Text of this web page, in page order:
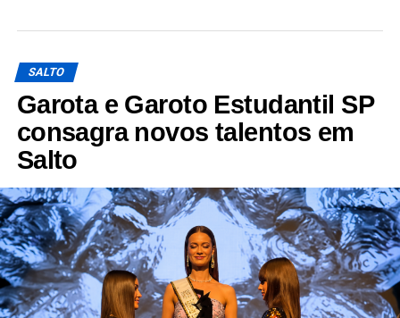
SALTO
Garota e Garoto Estudantil SP
consagra novos talentos em
Salto